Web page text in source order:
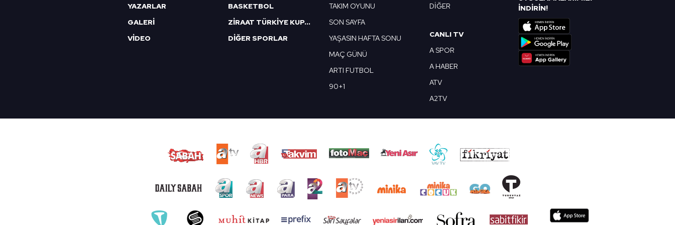
YAZARLAR
GALERİ
VİDEO
BASKETBOL
ZİRAAT TÜRKİYE KUPASI
DİĞER SPORLAR
TAKIM OYUNU
SON SAYFA
YAŞASIN HAFTA SONU
MAÇ GÜNÜ
ARTI FUTBOL
90+1
DİĞER
CANLI TV
A SPOR
A HABER
ATV
A2TV
İNDİRİN!